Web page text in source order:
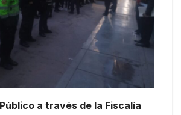
a través de la Fiscalía